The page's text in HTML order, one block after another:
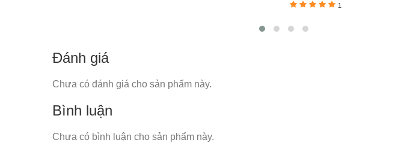
1
Đánh giá
Chưa có đánh giá cho sản phẩm này.
Bình luận
Chưa có bình luận cho sản phẩm này.